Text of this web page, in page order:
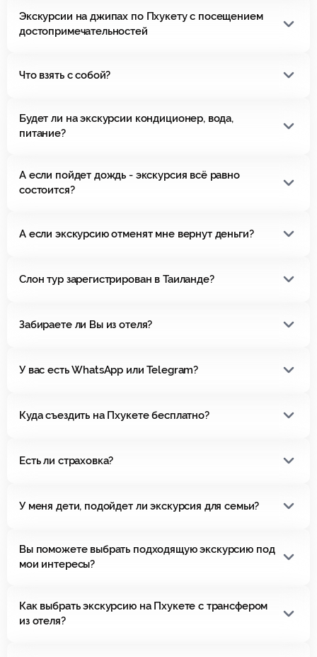
Экскурсии на джипах по Пхукету с посещением
достопримечательностей
Что взять с собой?
Будет ли на экскурсии кондиционер, вода,
питание?
А если пойдет дождь - экскурсия всё равно
состоится?
А если экскурсию отменят мне вернут деньги?
Слон тур зарегистрирован в Таиланде?
Забираете ли Вы из отеля?
У вас есть WhatsApp или Telegram?
Куда съездить на Пхукете бесплатно?
Есть ли страховка?
У меня дети, подойдет ли экскурсия для семьи?
Вы поможете выбрать подходящую экскурсию под
мои интересы?
Как выбрать экскурсию на Пхукете с трансфером
из отеля?